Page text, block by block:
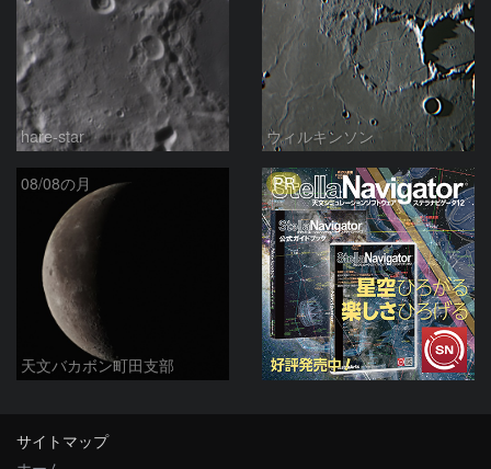
hare-star ウィルキンソン
08/08の月
天文バカボン町田支部
PR
サイトマップ